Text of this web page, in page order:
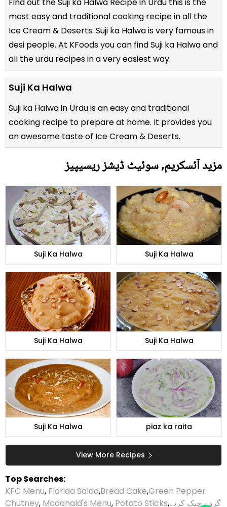
most easy and traditional cooking recipe in all the
Ice Cream & Deserts. Suji ka Halwa is very famous in
desi people. At KFoods you can find Suji ka Halwa and
all theurdu recipesin a very easiest way.
Suji Ka Halwa
Suji ka Halwa in Urdu is an easy and traditional
cooking recipe to prepare at home. It provides you
an awesome taste of Ice Cream & Deserts.
مزید آئسکریم, سوئیٹ ڈیشز ریسیپیز
Suji Ka Halwa Suji Ka Halwa
Suji Ka Halwa Suji Ka Halwa
Suji Ka Halwa piaz ka raita
View More Recipes
Top Searches:
KFC Menu, Florida Salad,Bread Cake,Green Pepper
Chutney, Mcdonald's Menu, Potato Sticks,گردے چیک کرنے